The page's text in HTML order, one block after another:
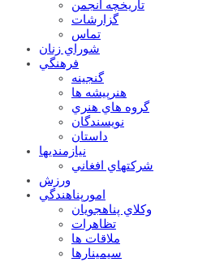
تاریخچه انجمن
گزارشات
تماس
شوراي زنان
فرهنگي
گنجينه
هنرپيشه ها
گروه هاي هنري
نويسندگان
داستان
نيازمنديها
شرکتهاي افغاني
ورزش
امورپناهندگي
وکلاي پناهجويان
تظاهرات
ملاقات ها
سيمينارها